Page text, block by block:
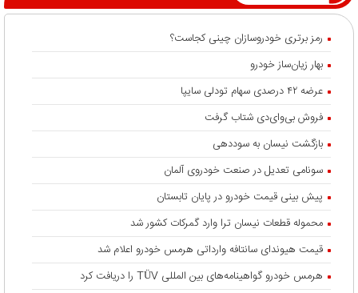
رمز برتری خودروسازان چینی کجاست؟
بهار زیان‌ساز خودرو
عرضه ۴۲ درصدی سهام تودلی سایپا
فروش بی‌وای‌دی شتاب گرفت
بازگشت نیسان به سوددهی
سونامی تعدیل در صنعت خودروی آلمان
پیش بینی قیمت خودرو در پایان تابستان
محموله قطعات نیسان ترا وارد گمرکات کشور شد
قیمت هیوندای سانتافه وارداتی هرمس خودرو اعلام شد
هرمس خودرو گواهینامه‌های بین المللی TÜV را دریافت کرد